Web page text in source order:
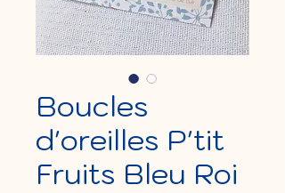
Boucles
d'oreilles P'tit
Fruits Bleu Roi